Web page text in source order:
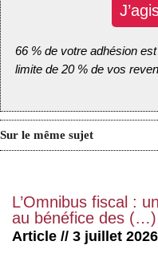
66 % de votre adhésion
limite de 20 % de vos
Sur le même sujet
L’Omnibus fiscal :
au bénéfice des (…)
Article // 3 juillet 2026